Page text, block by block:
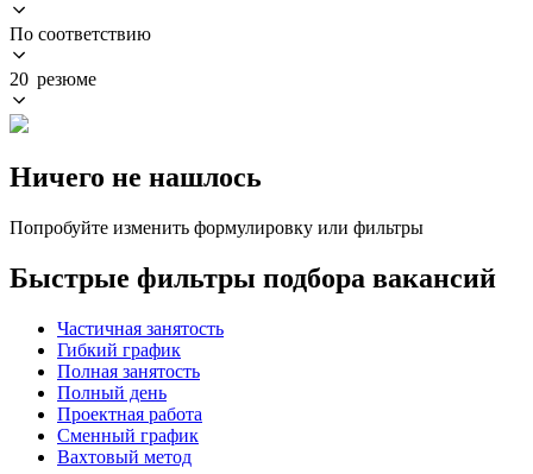
По соответствию
20 резюме
Ничего не нашлось
Попробуйте изменить формулировку или фильтры
Быстрые фильтры подбора вакансий
Частичная занятость
Гибкий график
Полная занятость
Полный день
Проектная работа
Сменный график
Вахтовый метод